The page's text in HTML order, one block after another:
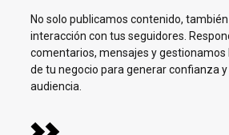
No solo publicamos contenido,
interacción con tus seguidores.
comentarios, mensajes y gestionamos
de tu negocio para generar confianza
audiencia.